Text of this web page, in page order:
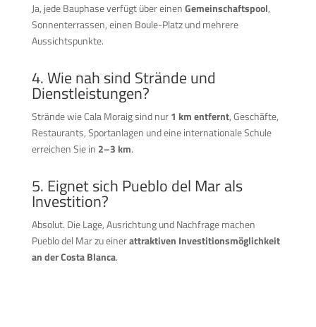
Ja, jede Bauphase verfügt über einenGemeinschaftspool,
Sonnenterrassen, einen Boule-Platz und mehrere
Aussichtspunkte.
4. Wie nah sind Strände und
Dienstleistungen?
Strände wie Cala Moraig sind nur1 km entfernt, Geschäfte,
Restaurants, Sportanlagen und eine internationale Schule
erreichen Sie in 2–3 km.
5. Eignet sich Pueblo del Mar als
Investition?
Absolut. Die Lage, Ausrichtung und Nachfrage machen
Pueblo del Mar zu einerattraktiven Investitionsmöglichkeit
an der Costa Blanca.